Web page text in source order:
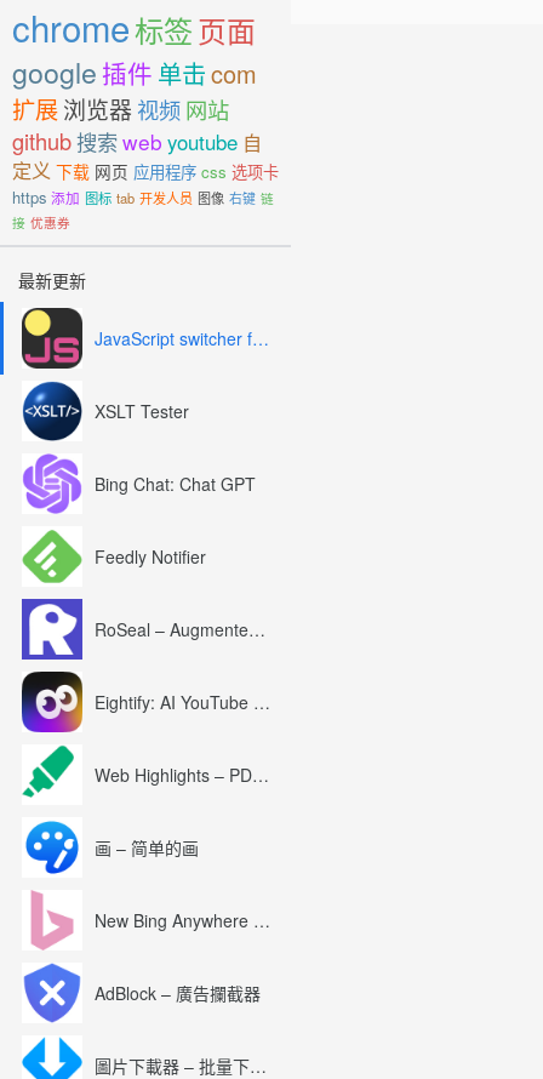
chrome标签页面
google 插件 单击com
扩展浏览器 视频网站
github搜索web youtube 自
定义 下载 网页 应用程序 css 选项卡
https 添加 图标 tab 开发人员 图像 右键 链
接 优惠券
最新更新
JavaScript switcher for SEO and development
XSLT Tester
Bing Chat: Chat GPT
Feedly Notifier
RoSeal – Augmented Roblox Experience
Eightify: AI YouTube Summary with ChatGPT
Web Highlights – PDF & Web Highlighter
画 – 简单的画
New Bing Anywhere (Bing Chat GPT-4)
AdBlock – 廣告攔截器
圖片下載器 – 批量下載圖片